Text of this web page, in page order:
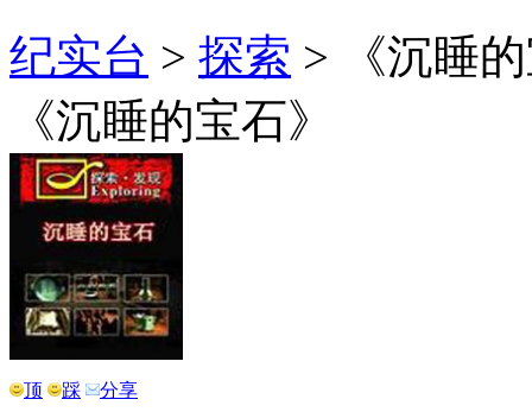
纪实台 > 探索 >
《沉睡
《沉睡的宝石》
顶 踩 分享